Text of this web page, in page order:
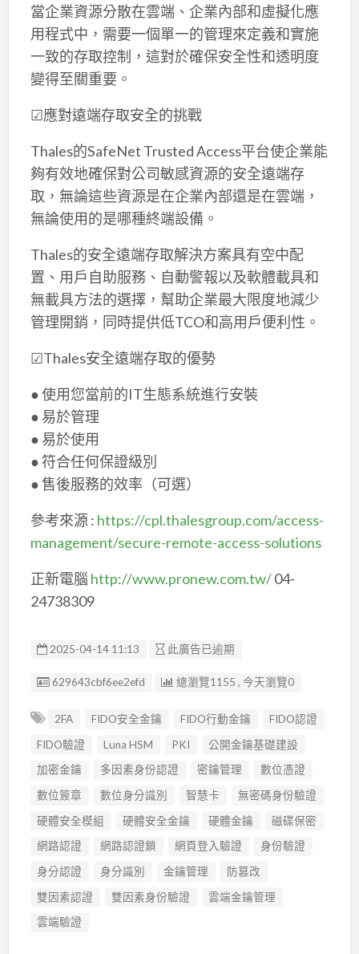
當企業資源分散在雲端、企業內部和虛擬化應
用程式中，需要一個單一的管理來定義和實施
一致的存取控制，這對於確保安全性和透明度
變得至關重要。
☑應對遠端存取安全的挑戰
Thales的SafeNet Trusted Access平台使企業能
夠有效地確保對公司敏感資源的安全遠端存
取，無論這些資源是在企業內部還是在雲端，
無論使用的是哪種終端設備。
Thales的安全遠端存取解決方案具有空中配
置、用戶自助服務、自動警報以及軟體載具和
無載具方法的選擇，幫助企業最大限度地減少
管理開銷，同時提供低TCO和高用戶便利性。
☑Thales安全遠端存取的優勢
● 使用您當前的IT生態系統進行安裝
● 易於管理
● 易於使用
● 符合任何保證級別
● 售後服務的效率（可選）
參考來源 : https://cpl.thalesgroup.com/access-
management/secure-remote-access-solutions
正新電腦 http://www.pronew.com.tw/04-
24738309
2025-04-14 11:13 此廣告已逾期
廣告编號
629643cbf6ee2efd 總瀏覽1155 , 今天瀏覽0
2FA FIDO安全金鑰 FIDO行動金鑰
FIDO認證
FIDO驗證
Luna HSM PKI
公開金鑰基礎建設
加密金鑰
多因素身份認證 密鑰管理
數位憑證
數位簽章
數位身分識別 智慧卡
無密碼身份驗證
硬體安全模組
硬體安全金鑰 硬體金鑰
磁碟保密
網路認證
網路認證鎖 網頁登入驗證
身份驗證
身分認證
身分識別 金鑰管理
防篡改
雙因素認證
雙因素身份驗證
雲端金鑰管理
雲端驗證